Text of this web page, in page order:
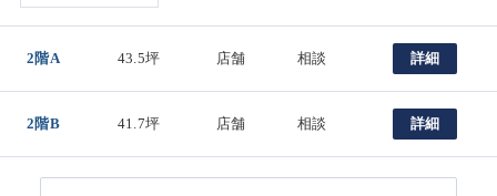
2階A 43.5坪 店舗 相談 詳細
2階B 41.7坪 店舗 相談 詳細